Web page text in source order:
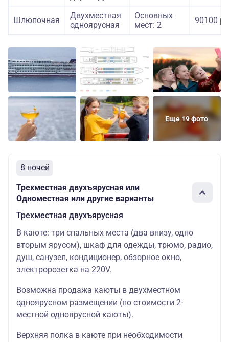
Шлюпочная
Двухместная
одноярусная
Основных
мест: 2
90100
Еще 19 фото
8 ночей
Трехместная двухъярусная или
Одноместная или другие варианты
Трехместная двухъярусная
В каюте: три спальных места (два внизу, одно
вторым ярусом), шкаф для одежды, трюмо, радио,
душ, санузел, кондиционер, обзорное окно,
электророзетка на 220V.
Возможна продажа каюты в двухместном
одноярусном размещении (по стоимости 2-
местной одноярусной каюты).
Верхняя полка в каюте при необходимости